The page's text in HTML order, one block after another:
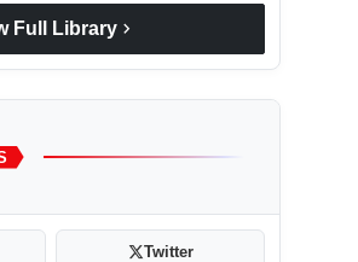
Full Library chevron_right
Twitter